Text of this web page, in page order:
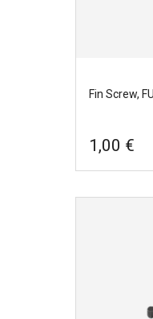
Fin Screw,
1,00 €